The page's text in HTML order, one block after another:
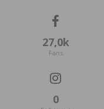
27,0k
Fans
0